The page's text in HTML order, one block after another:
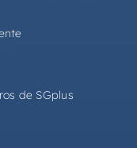
de SGplus